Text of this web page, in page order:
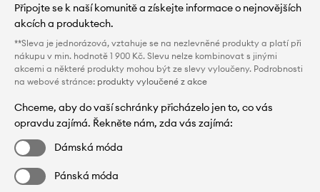
Připojte se k naší komunitě a získejte informace o nejnovějších
akcích a produktech.
**Sleva je jednorázová, vztahuje se na nezlevněné produkty a platí při
nákupu v min. hodnotě 1 900 Kč. Slevu nelze kombinovat s jinými
akcemi a některé produkty mohou být ze slevy vyloučeny. Podrobnosti
na webové stránce: produkty vyloučené z akce
Chceme, aby do vaší schránky přicházelo jen to, co vás
opravdu zajímá. Řekněte nám, zda vás zajímá:
Dámská móda
Pánská móda